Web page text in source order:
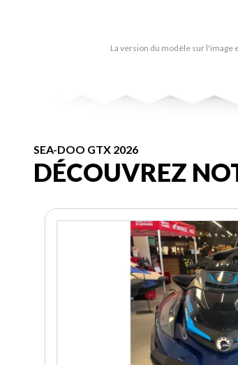
La version du modèle sur l'image
SEA-DOO GTX 2026
DÉCOUVREZ